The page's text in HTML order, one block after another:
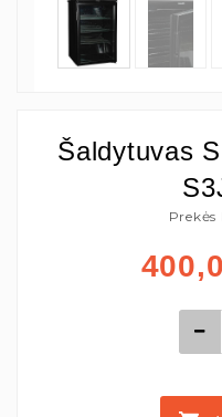
Šaldytuvas
Prekės